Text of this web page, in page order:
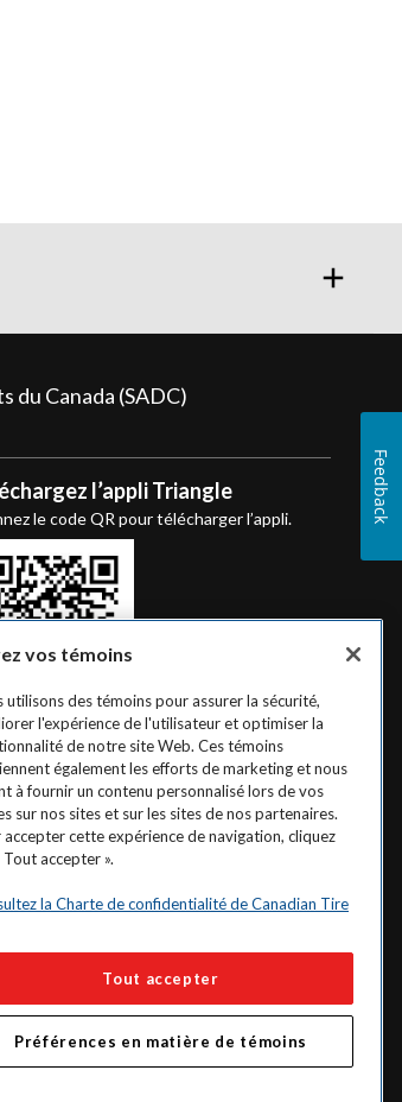
du Canada (SADC)
l’appli Triangle
le code QR pour télécharger l’appli.
vos témoins
utilisons des témoins pour assurer la sécurité,
l'expérience de l'utilisateur et optimiser la
de notre site Web. Ces témoins
également les efforts de marketing et nous
à fournir un contenu personnalisé lors de vos
sur nos sites et sur les sites de nos partenaires.
accepter cette expérience de navigation, cliquez
Tout accepter ».
la Charte de confidentialité de Canadian Tire
Tout accepter
Préférences en matière de témoins
Feedback